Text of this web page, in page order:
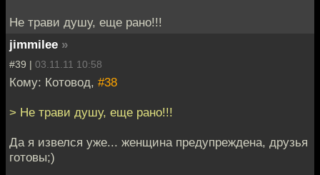
Не трави душу, еще рано!!!
jimmilee »
#39 | 03.11.11 10:58
Кому: Котовод, #38
> Не трави душу, еще рано!!!
Да я извелся уже... женщина предупреждена, друзья
готовы;)